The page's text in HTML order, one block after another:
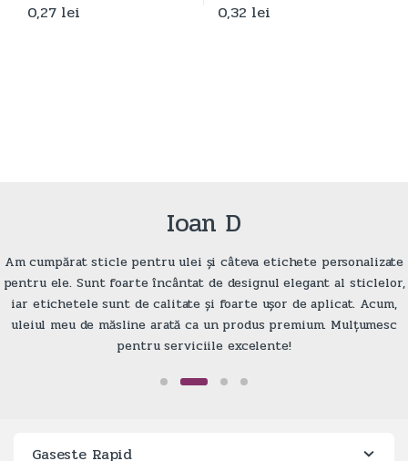
0,27 lei 0,32 lei
Ioan D
Am cumpărat sticle pentru ulei și câteva etichete personalizate
pentru ele. Sunt foarte încântat de designul elegant al sticlelor,
iar etichetele sunt de calitate și foarte ușor de aplicat. Acum,
uleiul meu de măsline arată ca un produs premium. Mulțumesc
pentru serviciile excelente!
Gaseste Rapid